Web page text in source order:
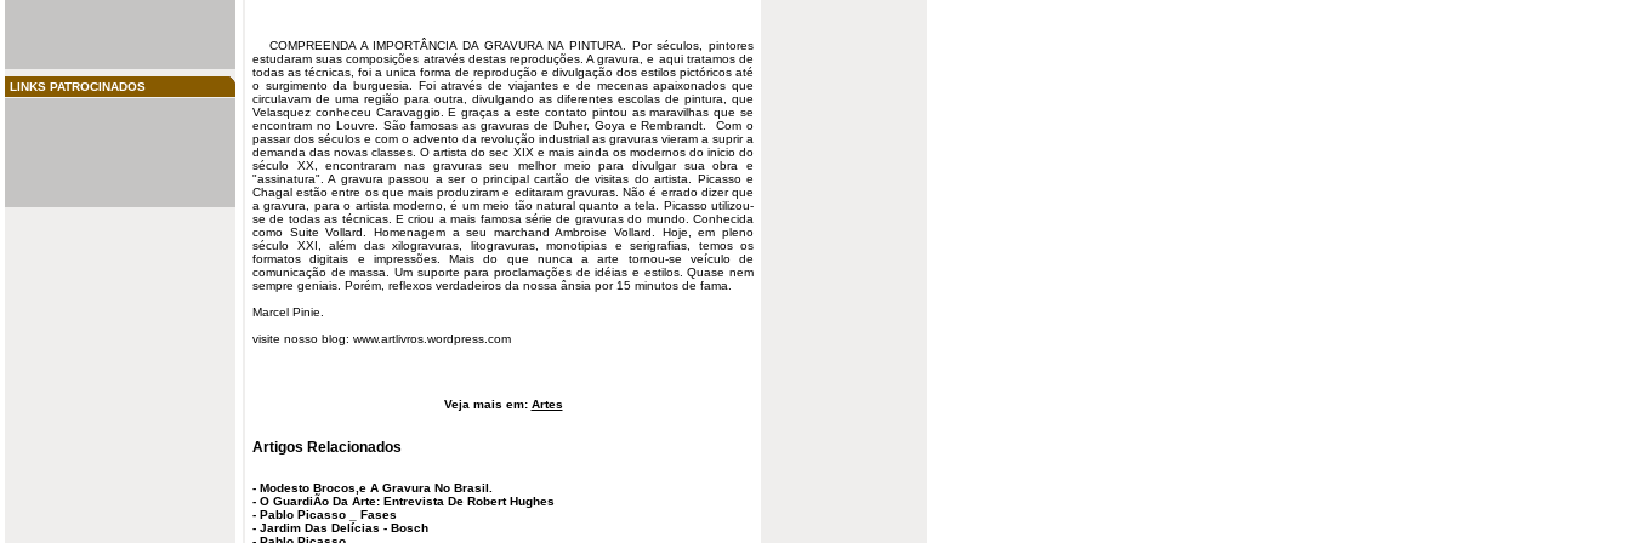
LINKS PATROCINADOS
COMPREENDA A IMPORTÂNCIA DA GRAVURA NA PINTURA. Por séculos, pintores
estudaram suas composições através destas reproduções. A gravura, e aqui tratamos de
todas as técnicas, foi a unica forma de reprodução e divulgação dos estilos pictóricos até
o surgimento da burguesia. Foi através de viajantes e de mecenas apaixonados que
circulavam de uma região para outra, divulgando as diferentes escolas de pintura, que
Velasquez conheceu Caravaggio. E graças a este contato pintou as maravilhas que se
encontram no Louvre. São famosas asgravuras de Duher, Goya e Rembrandt. Com o
passar dos séculos e com o advento da revolução industrial as gravuras vieram a suprir a
demanda das novas classes. O artista do sec XIX e mais ainda os modernos do inicio do
século XX, encontraram nas gravuras seu melhor meio para divulgar sua obra e
"assinatura". A gravura passou a ser o principal cartão de visitas do artista. Picasso e
Chagal estão entre os que mais produziram e editaram gravuras. Não é errado dizer que
a gravura, para o artista moderno, é um meio tão natural quanto a tela. Picasso utilizou-
se de todas as técnicas. E criou a mais famosa série de gravuras do mundo. Conhecida
como Suite Vollard. Homenagem a seu marchand Ambroise Vollard. Hoje, em pleno
século XXI, além das xilogravuras, litogravuras, monotipias e serigrafias, temos os
formatos digitais e impressões. Mais do que nunca a arte tornou-se veículo de
comunicação de massa. Um suporte para proclamações de idéias e estilos. Quase nem
sempre geniais. Porém, reflexos verdadeiros da nossa ânsia por 15 minutos de fama.
Marcel Pinie.
visite nosso blog: www.artlivros.wordpress.com
Veja mais em: Artes
Artigos Relacionados
- Modesto Brocos,e A Gravura No Brasil.
- O GuardiÃo Da Arte: Entrevista De Robert Hughes
- Pablo Picasso _ Fases
- Jardim Das Delícias - Bosch